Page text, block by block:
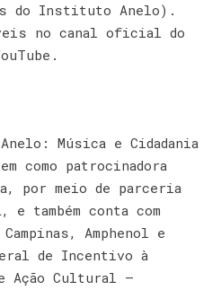
do Instituto Anelo).
no canal oficial do
Música e Cidadania
como patrocinadora
por meio de parceria
também conta com
Amphenol e
de Incentivo à
Ação Cultural –